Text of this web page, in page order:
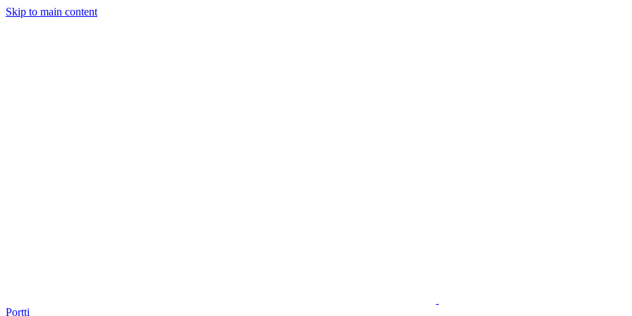
Skip to main content
Portti